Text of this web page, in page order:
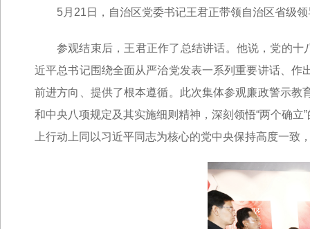
5月21日，自治区党委书记王君正带领自治区省级
参观结束后，王君正作了总结讲话。他说，党的十
近平总书记围绕全面从严治党发表一系列重要讲话、
前进方向、提供了根本遵循。此次集体参观廉政警示
和中央八项规定及其实施细则精神，深刻领悟“两个确立
上行动上同以习近平同志为核心的党中央保持高度一